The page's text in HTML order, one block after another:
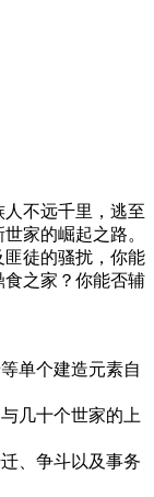
不远千里，逃至
家的崛起之路。
徒的骚扰，你能
之家？你能否辅
单个建造元素自
几十个世家的上
、争斗以及事务